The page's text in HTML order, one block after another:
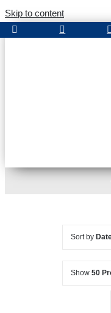
Skip to content
Sort by
Show 50